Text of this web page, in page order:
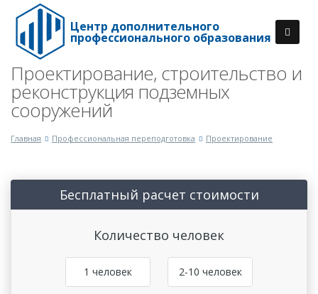
Центр дополнительного
профессионального образования
Проектирование, строительство и
реконструкция подземных
сооружений
Главная Профессиональная переподготовка Проектирование
Бесплатный расчет стоимости
Количество человек
1 человек 2-10 человек